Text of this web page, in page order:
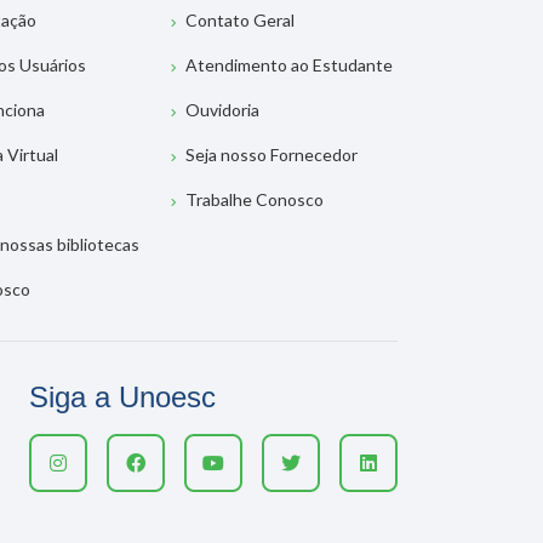
Usuários
Virtual
bibliotecas
Contato Geral
Atendimento ao Estudante
Ouvidoria
Seja nosso Fornecedor
Trabalhe Conosco
Siga a Unoesc